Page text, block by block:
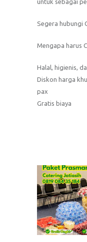
Segera hubungi
Mengapa harus
Halal, higienis,
Diskon harga
pax
Gratis biaya